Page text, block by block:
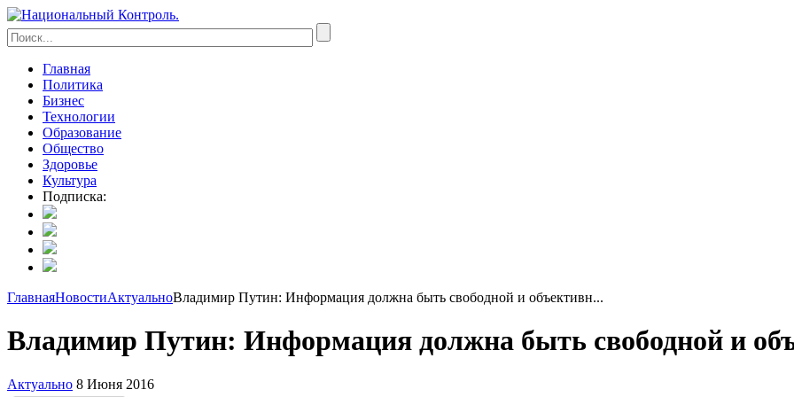
Главная
Политика
Бизнес
Технологии
Образование
Общество
Здоровье
Культура
Подписка:
ГлавнаяНовостиАктуальноВладимир Путин: Информация должна быть свободной и объективн...
Владимир Путин: Информация должна быть свободной и
Актуально 8 Июня 2016